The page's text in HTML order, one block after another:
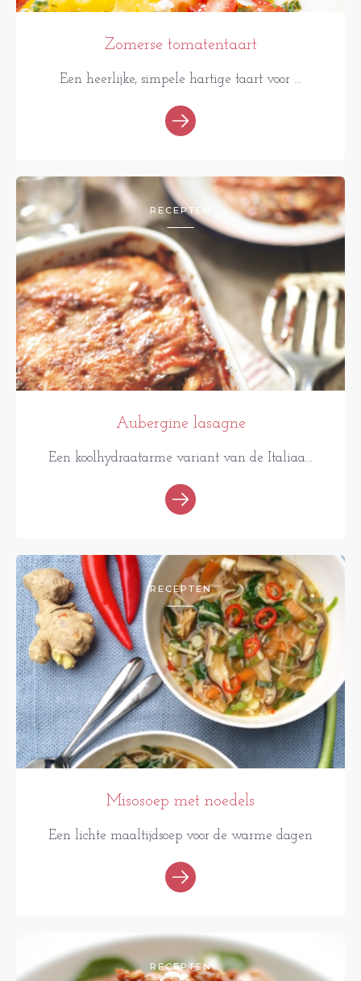
Zomerse tomatentaart
Een heerlijke, simpele hartige taart voor ...
RECEPTEN
Aubergine lasagne
Een koolhydraatarme variant van de Italiaa...
RECEPTEN
Misosoep met noedels
Een lichte maaltijdsoep voor de warme dagen
RECEPTEN